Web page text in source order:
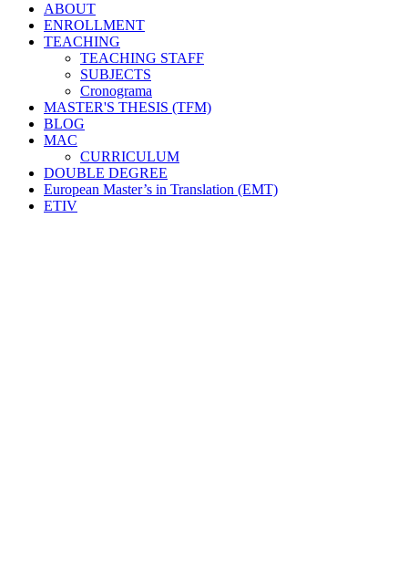
ABOUT
ENROLLMENT
TEACHING
TEACHING STAFF
SUBJECTS
Cronograma
MASTER'S THESIS (TFM)
BLOG
MAC
CURRICULUM
DOUBLE DEGREE
European Master’s in Translation (EMT)
ETIV